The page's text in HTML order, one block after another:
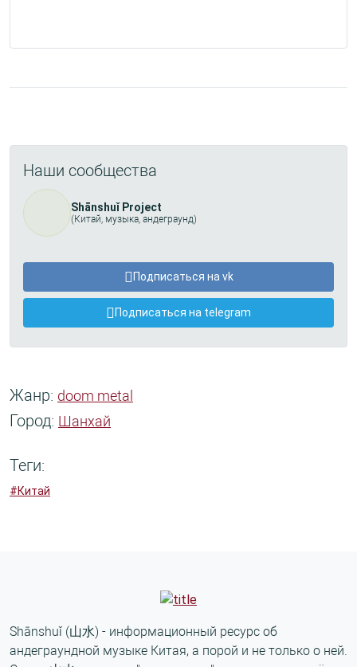
Наши сообщества
Shānshuǐ Project
(Китай, музыка, андеграунд)
Подписаться на vk
Подписаться на telegram
Жанр: doom metal
Город: Шанхай
Теги:
#Китай
Shānshuǐ (山水) - информационный ресурс об
андеграундной музыке Китая, а порой и не только о ней.